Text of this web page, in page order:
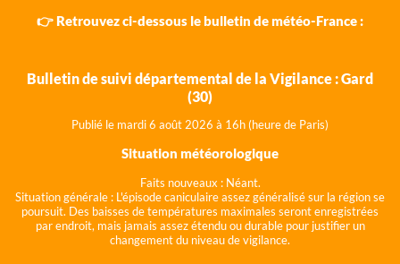
👉 Retrouvez ci-dessous le bulletin de météo-France :
Bulletin de suivi départemental de la Vigilance : Gard
(30)
Publié le mardi 6 août 2026 à 16h (heure de Paris)
Situation météorologique
Faits nouveaux : Néant.
Situation générale : L'épisode caniculaire assez généralisé sur la région se
poursuit. Des baisses de températures maximales seront enregistrées
par endroit, mais jamais assez étendu ou durable pour justifier un
changement du niveau de vigilance.